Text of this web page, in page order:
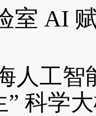
室 AI
人工
” 科学